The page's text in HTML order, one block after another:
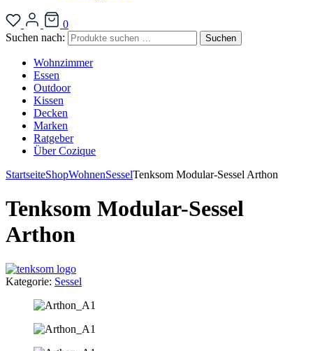
0
Suchen nach:
Suchen
Wohnzimmer
Essen
Outdoor
Kissen
Decken
Marken
Ratgeber
Über Cozique
StartseiteShopWohnenSesselTenksom Modular-Sessel Arthon
Tenksom Modular-Sessel
Arthon
Kategorie: Sessel